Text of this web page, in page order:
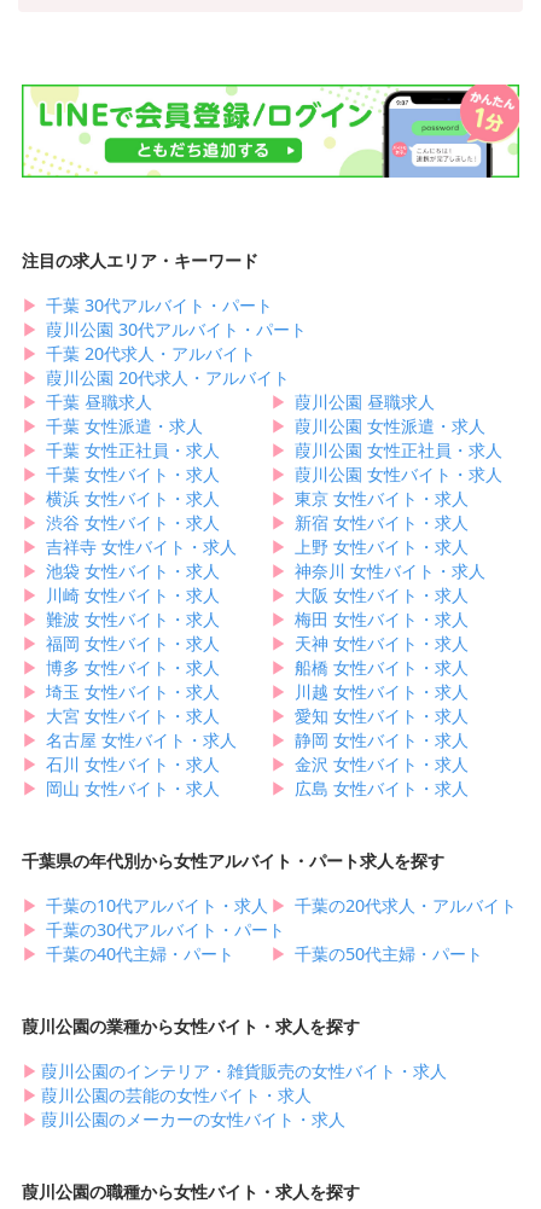
注目の求人エリア・キーワード
▶︎ 千葉 30代アルバイト・パート
▶︎ 葭川公園 30代アルバイト・パート
▶︎ 千葉 20代求人・アルバイト
▶︎ 葭川公園 20代求人・アルバイト
▶︎ 千葉 昼職求人 ▶︎ 葭川公園 昼職求人
▶︎ 千葉 女性派遣・求人 ▶︎ 葭川公園 女性派遣・求人
▶︎ 千葉 女性正社員・求人 ▶︎ 葭川公園 女性正社員・求人
▶︎ 千葉 女性バイト・求人 ▶︎ 葭川公園 女性バイト・求人
▶︎ 横浜 女性バイト・求人 ▶︎ 東京 女性バイト・求人
▶︎ 渋谷 女性バイト・求人 ▶︎ 新宿 女性バイト・求人
▶︎ 吉祥寺 女性バイト・求人 ▶︎ 上野 女性バイト・求人
▶︎ 池袋 女性バイト・求人 ▶︎ 神奈川 女性バイト・求人
▶︎ 川崎 女性バイト・求人 ▶︎ 大阪 女性バイト・求人
▶︎ 難波 女性バイト・求人 ▶︎ 梅田 女性バイト・求人
▶︎ 福岡 女性バイト・求人 ▶︎ 天神 女性バイト・求人
▶︎ 博多 女性バイト・求人 ▶︎ 船橋 女性バイト・求人
▶︎ 埼玉 女性バイト・求人 ▶︎ 川越 女性バイト・求人
▶︎ 大宮 女性バイト・求人 ▶︎ 愛知 女性バイト・求人
▶︎ 名古屋 女性バイト・求人 ▶︎ 静岡 女性バイト・求人
▶︎ 石川 女性バイト・求人 ▶︎ 金沢 女性バイト・求人
▶︎ 岡山 女性バイト・求人 ▶︎ 広島 女性バイト・求人
千葉県の年代別から女性アルバイト・パート求人を探す
▶︎ 千葉の10代アルバイト・求人 ▶︎ 千葉の20代求人・アルバイト
▶︎ 千葉の30代アルバイト・パート
▶︎ 千葉の40代主婦・パート ▶︎ 千葉の50代主婦・パート
葭川公園の業種から女性バイト・求人を探す
▶︎ 葭川公園のインテリア・雑貨販売の女性バイト・求人
▶︎ 葭川公園の芸能の女性バイト・求人
▶︎ 葭川公園のメーカーの女性バイト・求人
葭川公園の職種から女性バイト・求人を探す